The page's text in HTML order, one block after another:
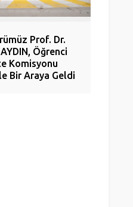
Prof. Dr.
Öğrenci
Komisyonu
Bir Araya Geldi